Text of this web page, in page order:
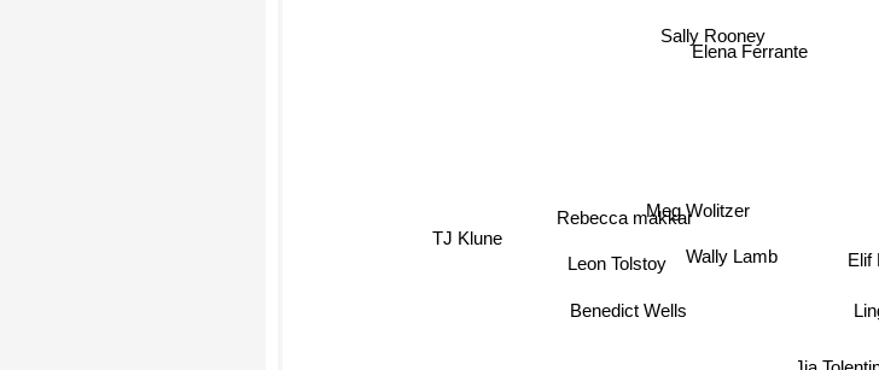
Sally Rooney
Elena Ferrante
Elif
Benedict Wells
Rebecca makkai
Meg Wolitzer
Leon Tolstoy Wally Lamb
Jia